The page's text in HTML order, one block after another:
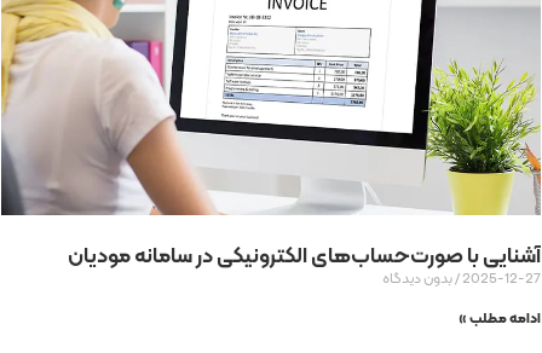
آشنایی با صورت‌حساب‌های الکترونیکی در سامانه مودیان
2025-12-27 بدون دیدگاه
ادامه مطلب »